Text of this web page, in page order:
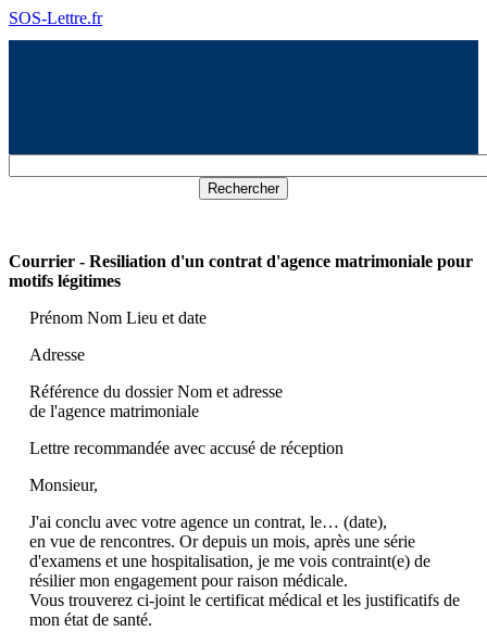
SOS-Lettre.fr
Courrier - Resiliation d'un contrat d'agence matrimoniale pour
motifs légitimes
Prénom Nom Lieu et date
Adresse
Référence du dossier Nom et adresse
de l'agence matrimoniale
Lettre recommandée avec accusé de réception
Monsieur,
J'ai conclu avec votre agence un contrat, le… (date),
en vue de rencontres. Or depuis un mois, après une série
d'examens et une hospitalisation, je me vois contraint(e) de
résilier mon engagement pour raison médicale.
Vous trouverez ci-joint le certificat médical et les justificatifs de
mon état de santé.